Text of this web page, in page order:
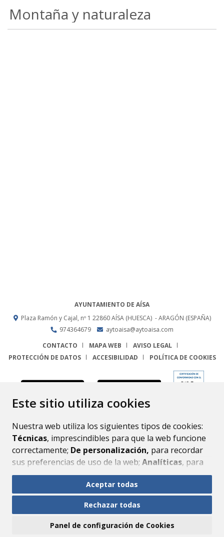
Este sitio utiliza cookies
Nuestra web utiliza los siguientes tipos de cookies:
Técnicas, imprescindibles para que la web funcione
correctamente; De personalización, para recordar
sus preferencias de uso de la web; Analíticas, para
mejorar el funcionamiento de la web y sus servicios.
Si acepta pulsando el botón“Aceptar todas”
consideramos que acepta su uso. Si pulsa el botón
ninguna acción, se guardarán las cookies técnicas
Aceptar todas
Rechazar todas
Panel de configuración de Cookies
Montaña y naturaleza
AYUNTAMIENTO DE AÍSA
Plaza Ramón y Cajal, nº 1 22860 AÍSA (HUESCA) - ARAGÓN (ESPAÑA)
974364679
aytoaisa@aytoaisa.com
CONTACTO
MAPA WEB
AVISO LEGAL
PROTECCIÓN DE DATOS
ACCESIBILIDAD POLÍTICA DE COOKIES